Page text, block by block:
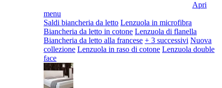
Apri
menu
Saldi biancheria da letto Lenzuola in microfibra
Biancheria da letto in cotone Lenzuola di flanella
Biancheria da letto alla francese + 3 successivi Nuova
collezione Lenzuola in raso di cotone Lenzuola double
face